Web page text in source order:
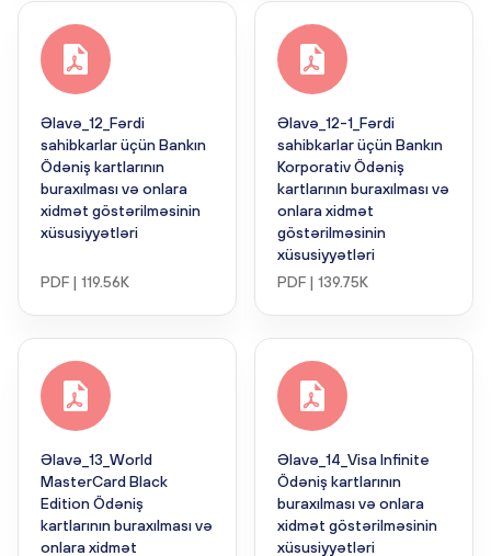
Əlavə_12_Fərdi
sahibkarlar üçün Bankın
Ödəniş kartlarının
buraxılması və onlara
xidmət göstərilməsinin
xüsusiyyətləri
PDF | 119.56K
Əlavə_12-1_Fərdi
sahibkarlar üçün Bankın
Korporativ Ödəniş
kartlarının buraxılması və
onlara xidmət
göstərilməsinin
xüsusiyyətləri
PDF | 139.75K
Əlavə_13_World
MasterCard Black
Edition Ödəniş
kartlarının buraxılması və
onlara xidmət
Əlavə_14_Visa Infinite
Ödəniş kartlarının
buraxılması və onlara
xidmət göstərilməsinin
xüsusiyyətləri